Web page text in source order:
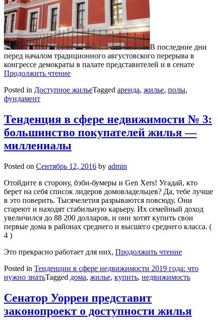
В последние дни
перед началом традиционного августовского перерыва в
конгрессе демократы в палате представителей и в сенате
Продолжить чтение
Posted in Доступное жильеTagged аренда, жилье, полы,
фундамент
Тенденция в сфере недвижимости № 3:
большинство покупателей жилья —
миллениалы
Posted on Сентябрь 12, 2016 by admin
Отойдите в сторону, бэби-бумеры и Gen Xers! Угадай, кто
берет на себя список лидеров домовладельцев? Да, тебе лучше
в это поверить. Тысячелетия разрываются повсюду. Они
стареют и находят стабильную карьеру. Их семейный доход
увеличился до 88 200 долларов, и они хотят купить свои
первые дома в районах среднего и высшего среднего класса. (
4 )
Это прекрасно работает для них, Продолжить чтение
Posted in Тенденции в сфере недвижимости 2019 года: что
нужно знатьTagged дома, жилье, купить, недвижимость
Сенатор Уоррен представит
законопроект о доступности жилья